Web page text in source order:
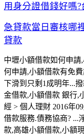
用身分證借錢好嗎
急貸款當日審核哪
貸款
中壢小額借款如何申請
何申請,小額借款有免
下滑到只剩1成明年...
金借款,小額借款 銀行,
經 > 個人理財 2016年
借款服務.債務協商? ...
款,高雄小額借款,小額